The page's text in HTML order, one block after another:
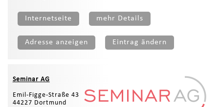
Internetseite mehr Details
Adresse anzeigen Eintrag ändern
Seminar AG
Emil-Figge-Straße 43
44227 Dortmund